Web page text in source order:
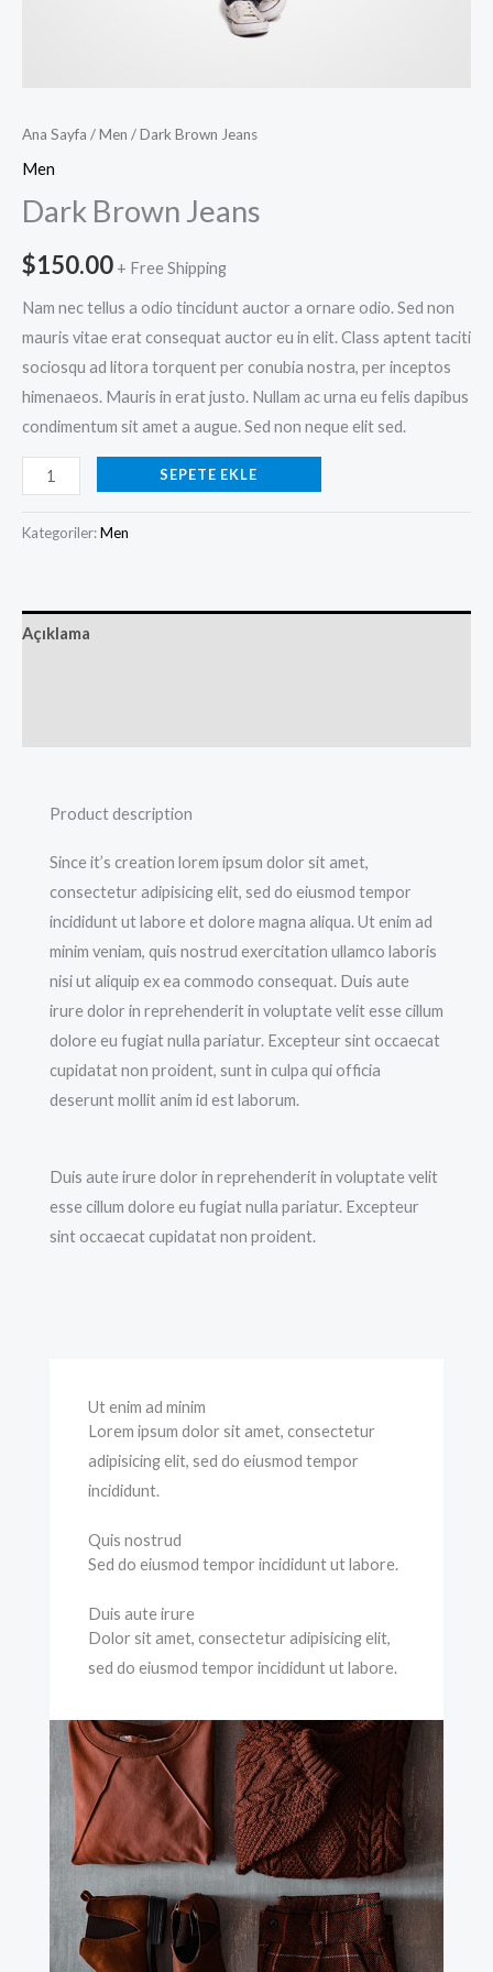
Ana Sayfa /Men / Dark Brown Jeans
Men
Dark Brown Jeans
$150.00 + Free Shipping
Nam nec tellus a odio tincidunt auctor a ornare odio. Sed non
mauris vitae erat consequat auctor eu in elit. Class aptent taciti
sociosqu ad litora torquent per conubia nostra, per inceptos
himenaeos. Mauris in erat justo. Nullam ac urna eu felis dapibus
condimentum sit amet a augue. Sed non neque elit sed.
SEPETE EKLE
Kategoriler:Men
Açıklama
Product description
Since it’s creation lorem ipsum dolor sit amet,
consectetur adipisicing elit, sed do eiusmod tempor
incididunt ut labore et dolore magna aliqua. Ut enim ad
minim veniam, quis nostrud exercitation ullamco laboris
nisi ut aliquip ex ea commodo consequat. Duis aute
irure dolor in reprehenderit in voluptate velit esse cillum
dolore eu fugiat nulla pariatur. Excepteur sint occaecat
cupidatat non proident, sunt in culpa qui officia
deserunt mollit anim id est laborum.
Duis aute irure dolor in reprehenderit in voluptate velit
esse cillum dolore eu fugiat nulla pariatur. Excepteur
sint occaecat cupidatat non proident.
Ut enim ad minim
Lorem ipsum dolor sit amet, consectetur
adipisicing elit, sed do eiusmod tempor
incididunt.
Quis nostrud
Sed do eiusmod tempor incididunt ut labore.
Duis aute irure
Dolor sit amet, consectetur adipisicing elit,
sed do eiusmod tempor incididunt ut labore.